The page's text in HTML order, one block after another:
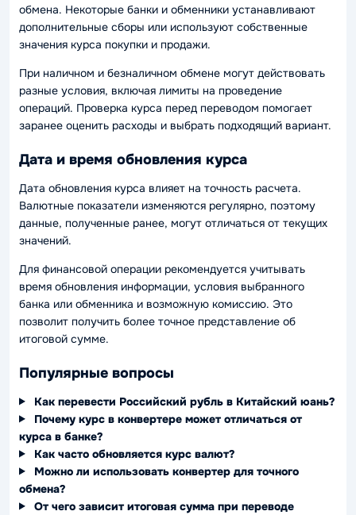
обмена. Некоторые банки и обменники устанавливают
дополнительные сборы или используют собственные
значения курса покупки и продажи.
При наличном и безналичном обмене могут действовать
разные условия, включая лимиты на проведение
операций. Проверка курса перед переводом помогает
заранее оценить расходы и выбрать подходящий вариант.
Дата и время обновления курса
Дата обновления курса влияет на точность расчета.
Валютные показатели изменяются регулярно, поэтому
данные, полученные ранее, могут отличаться от текущих
значений.
Для финансовой операции рекомендуется учитывать
время обновления информации, условия выбранного
банка или обменника и возможную комиссию. Это
позволит получить более точное представление об
итоговой сумме.
Популярные вопросы
Как перевести Российский рубль в Китайский юань?
Почему курс в конвертере может отличаться от
курса в банке?
Как часто обновляется курс валют?
Можно ли использовать конвертер для точного
обмена?
От чего зависит итоговая сумма при переводе